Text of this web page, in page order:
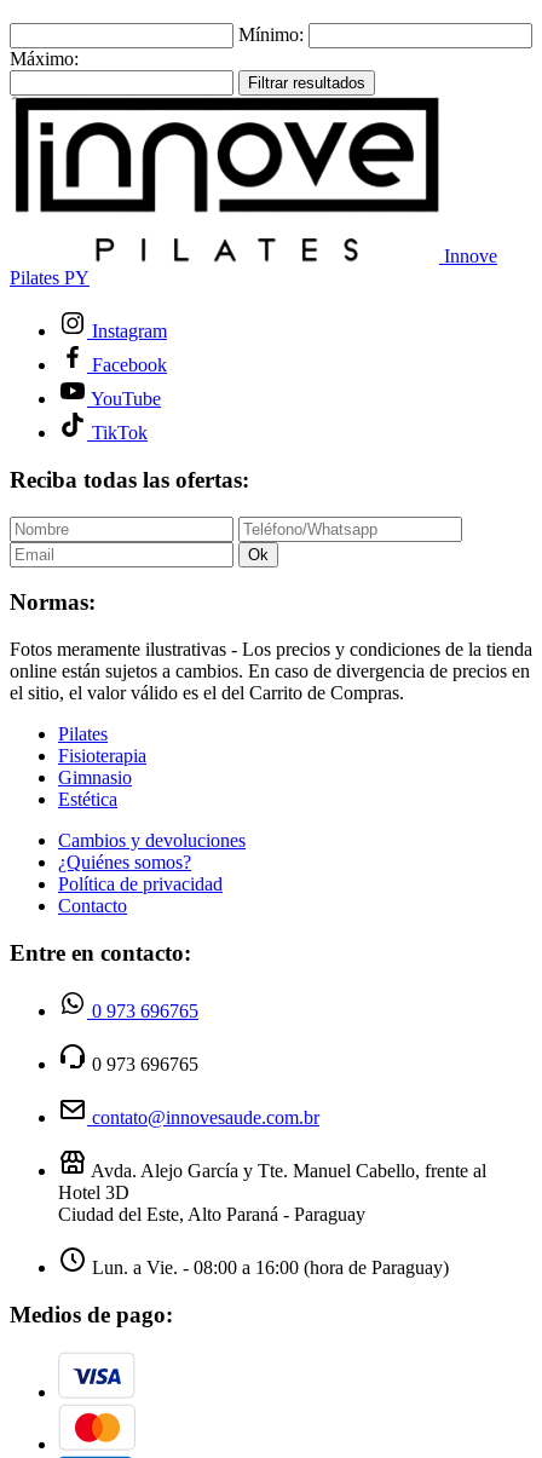
Mínimo:
Máximo:
Filtrar resultados
Innove
Pilates PY
Instagram
Facebook
YouTube
TikTok
Reciba todas las ofertas:
Ok
Normas:
Fotos meramente ilustrativas - Los precios y condiciones de la tienda
online están sujetos a cambios. En caso de divergencia de precios en
el sitio, el valor válido es el del Carrito de Compras.
Pilates
Fisioterapia
Gimnasio
Estética
Cambios y devoluciones
¿Quiénes somos?
Política de privacidad
Contacto
Entre en contacto:
0 973 696765
0 973 696765
contato@innovesaude.com.br
Avda. Alejo García y Tte. Manuel Cabello, frente al
Hotel 3D
Ciudad del Este, Alto Paraná - Paraguay
Lun. a Vie. - 08:00 a 16:00 (hora de Paraguay)
Medios de pago: